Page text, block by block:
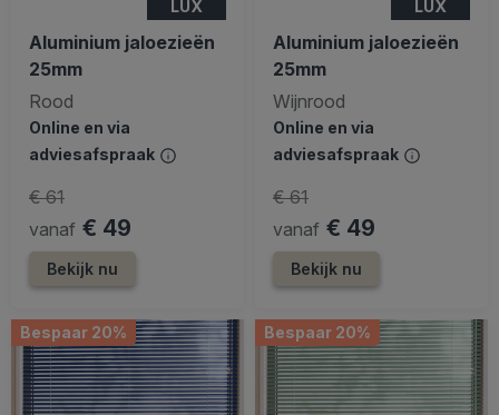
LUX
Aluminium jaloezieën
25mm
Rood
Online en via
adviesafspraak
vanaf € 49
€ 61
Bekijk nu
LUX
Aluminium jaloezieën
25mm
Wijnrood
Online en via
adviesafspraak
vanaf € 49
€ 61
Bekijk nu
Bespaar 20% Bespaar 20%